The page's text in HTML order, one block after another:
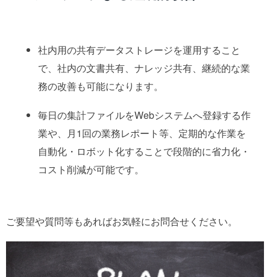
社内用の共有データストレージを運用すること
で、社内の文書共有、ナレッジ共有、継続的な業
務の改善も可能になります。
毎日の集計ファイルをWebシステムへ登録する作
業や、月1回の業務レポート等、定期的な作業を
自動化・ロボット化することで段階的に省力化・
コスト削減が可能です。
ご要望や質問等もあればお気軽にお問合せください。